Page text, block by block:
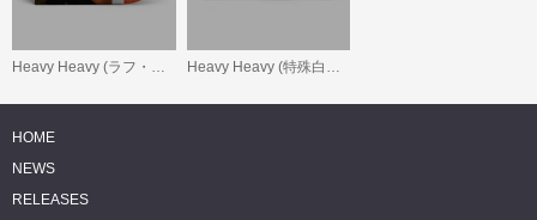
Heavy Heavy (ラフ・トレード限定盤オレンジ・ヴァイナル) Heavy Heavy (特殊白パッケージ、ホワイト・ヴァイナル)
HOME
NEWS
RELEASES